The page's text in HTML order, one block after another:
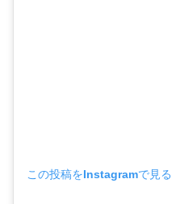
この投稿をInstagramで見る